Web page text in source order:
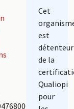
Cet
est
détenteur
de la
Qualiopi
pour